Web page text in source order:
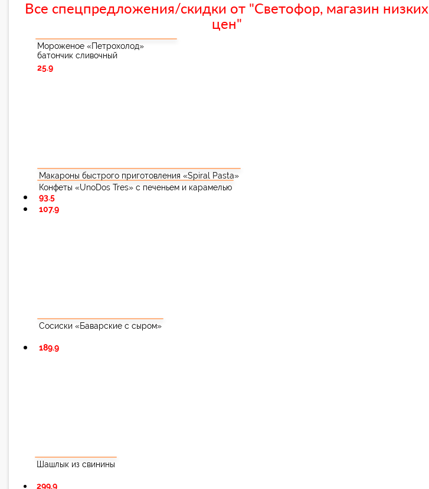
Все спецпредложения/скидки от "Светофор, магазин низких
цен"
Мороженое «Петрохолод»
батончик сливочный
25.9
Макароны быстрого приготовления «Spiral Pasta»
93.5
Конфеты «UnoDos Tres» с печеньем и карамелью
107.9
Сосиски «Баварские с сыром»
189.9
Шашлык из свинины
299.9